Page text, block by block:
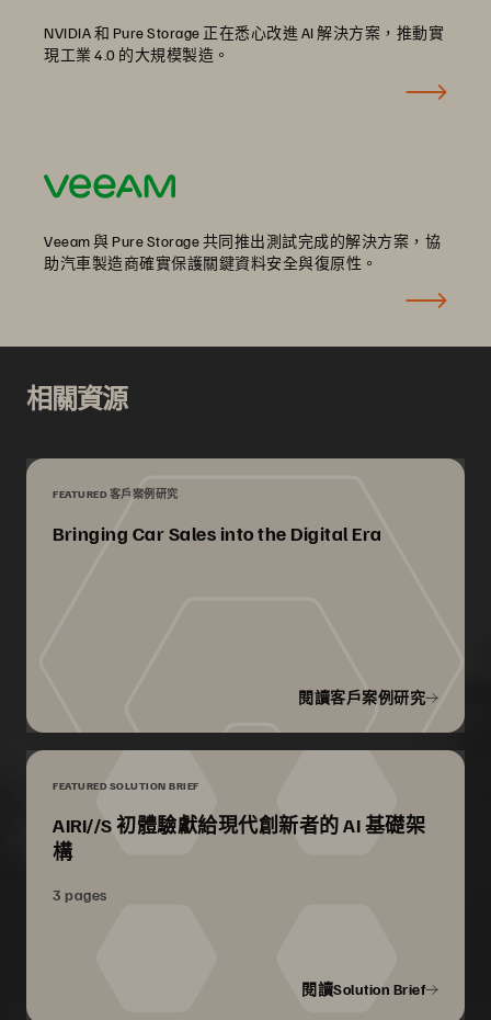
NVIDIA 和 Pure Storage 正在悉心改進 AI 解決方案，推動實
現工業 4.0 的大規模製造。
Veeam 與 Pure Storage 共同推出測試完成的解決方案，協
助汽車製造商確實保護關鍵資料安全與復原性。
相關資源
FEATURED 客戶案例研究
Bringing Car Sales into the Digital Era
閱讀客戶案例研究
FEATURED SOLUTION BRIEF
AIRI//S 初體驗獻給現代創新者的 AI 基礎架
構
3 pages
閱讀Solution Brief